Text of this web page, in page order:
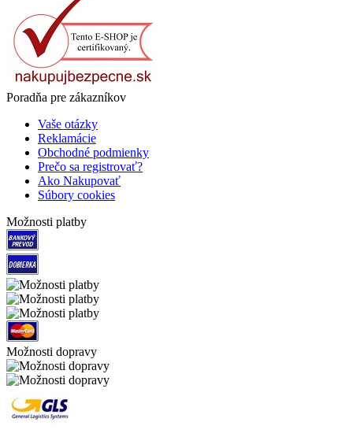
Poradňa pre zákazníkov
Vaše otázky
Reklamácie
Obchodné podmienky
Prečo sa registrovať?
Ako Nakupovať
Súbory cookies
Možnosti platby
Možnosti dopravy